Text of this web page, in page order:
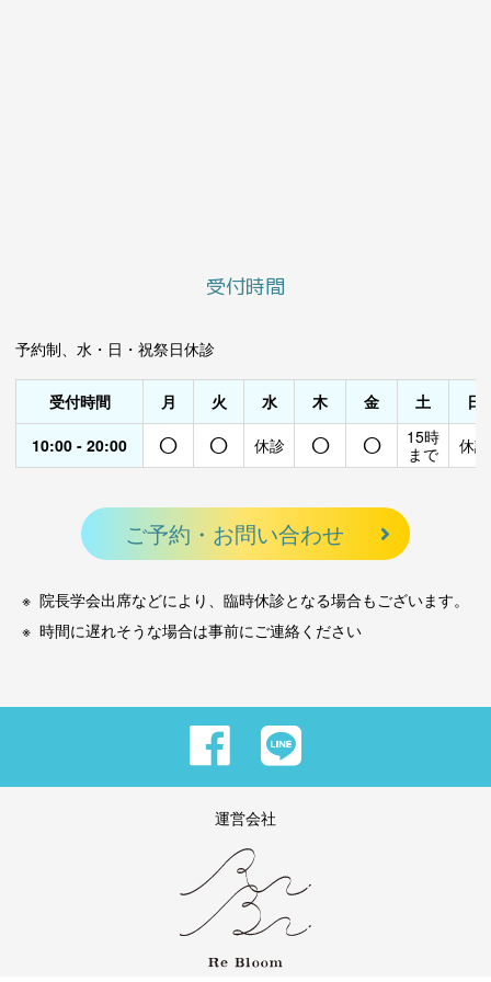
受付時間
予約制、水・日・祝祭日休診
受付時間 月 火 水 木 金 土
日
10:00 - 20:00
○ ○ 休診 ○ ○
15時
まで
休診
ご予約・お問い合わせ
院長学会出席などにより、臨時休診となる場合もございます。
時間に遅れそうな場合は事前にご連絡ください
運営会社